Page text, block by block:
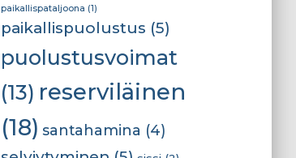
paikallispataljoona (1)
paikallispuolustus (5)
puolustusvoimat
(13) reserviläinen
(18) santahamina (4)